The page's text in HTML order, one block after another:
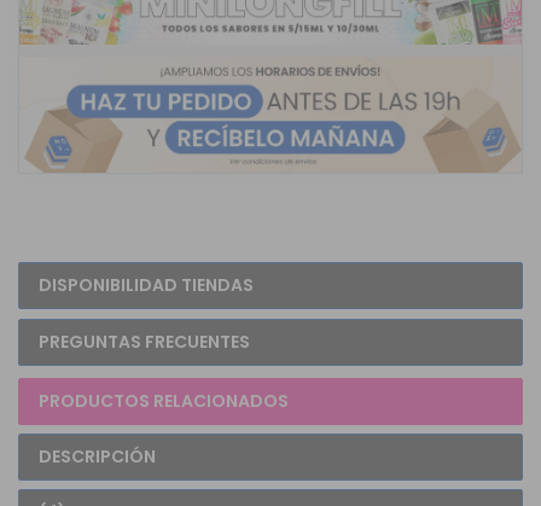
DISPONIBILIDAD TIENDAS
PREGUNTAS FRECUENTES
PRODUCTOS RELACIONADOS
DESCRIPCIÓN